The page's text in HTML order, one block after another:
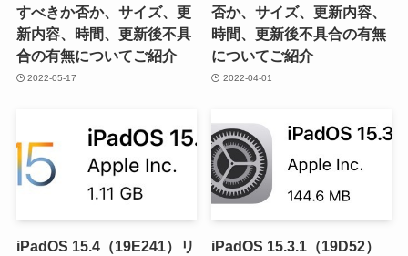
すべきか否か、サイズ、更
新内容、時間、更新後不具
合の有無についてご紹介
2022-05-17
否か、サイズ、更新内容、
時間、更新後不具合の有無
についてご紹介
2022-04-01
iPadOS 15.4（19E241）リ
iPadOS 15.3.1（19D52）